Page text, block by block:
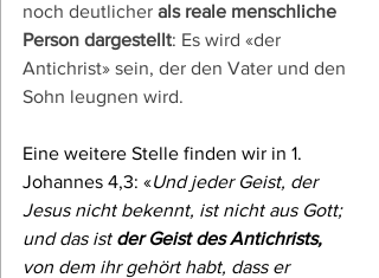
noch deutlicher als reale menschliche
Person dargestellt: Es wird «der
Antichrist» sein, der den Vater und den
Sohn leugnen wird.
Eine weitere Stelle finden wir in 1.
Johannes 4,3: «Und jeder Geist, der
Jesus nicht bekennt, ist nicht aus Gott;
und das ist der Geist des Antichrists,
von dem ihr gehört habt, dass er